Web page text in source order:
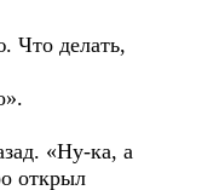
Что делать,
«Ну-ка, а
открыл